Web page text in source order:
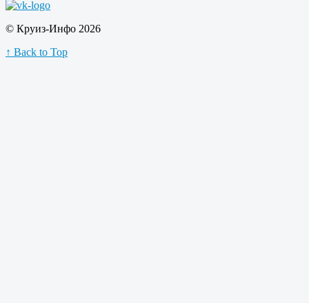
© Круиз-Инфо 2026
↑ Back to Top